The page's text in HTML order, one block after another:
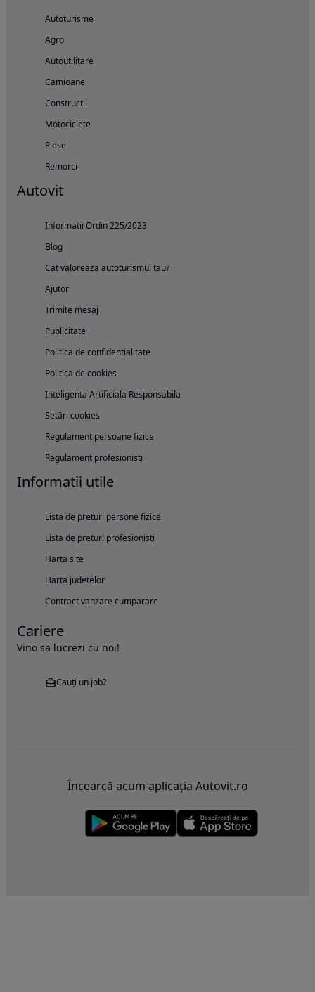
Autoturisme
Agro
Autoutilitare
Camioane
Constructii
Motociclete
Piese
Remorci
Autovit
Informatii Ordin 225/2023
Blog
Cat valoreaza autoturismul tau?
Ajutor
Trimite mesaj
Publicitate
Politica de confidentialitate
Politica de cookies
Inteligenta Artificiala Responsabila
Setări cookies
Regulament persoane fizice
Regulament profesionisti
Informatii utile
Lista de preturi persone fizice
Lista de preturi profesionisti
Harta site
Harta judetelor
Contract vanzare cumparare
Cariere
Vino sa lucrezi cu noi!
Cauți un job?
Încearcă acum aplicația Autovit.ro